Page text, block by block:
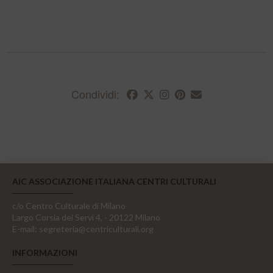
Condividi:
AIC ASSOCIAZIONE ITALIANA CENTRI CULTURALI
c/o Centro Culturale di Milano
Largo Corsia dei Servi 4, - 20122 Milano
E-mail: segreteria@centriculturali.org
INFORMAZIONI